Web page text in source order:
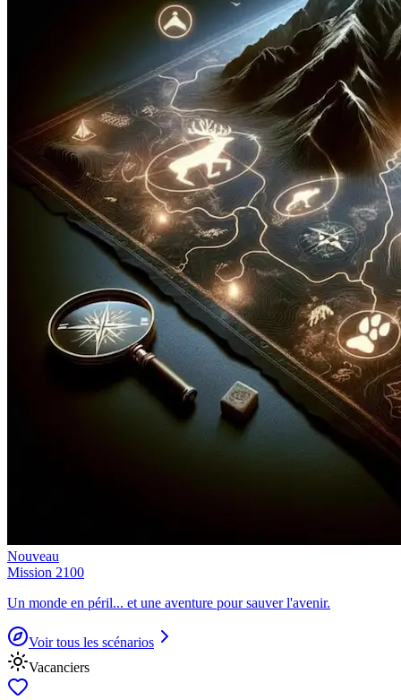
Nouveau
Mission 2100
Un monde en péril... et une aventure pour sauver l'avenir.
Voir tous les scénarios
Vacanciers